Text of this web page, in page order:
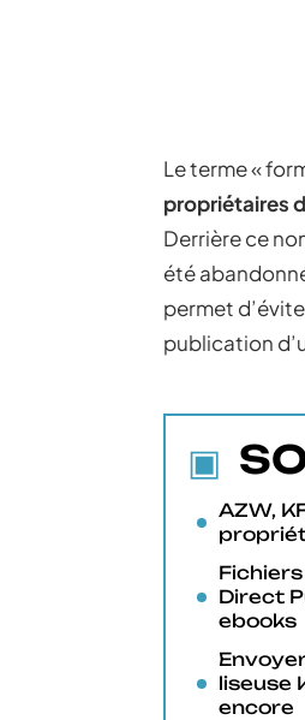
Le terme «
propriétaires
Derrière ce
été
permet
publication
AZW,
Direct
ebooks
liseuse
encore